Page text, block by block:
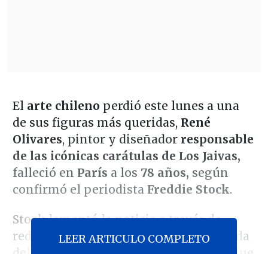
El arte chileno perdió este lunes a una
de sus figuras más queridas, René
Olivares, pintor y diseñador responsable
de las icónicas carátulas de Los Jaivas,
falleció en París a los 78 años, según
confirmó el periodista Freddie Stock.
Stock lamentó la noticia a través de
redes sociales: "Me confirman la partida
LEER ARTICULO COMPLETO